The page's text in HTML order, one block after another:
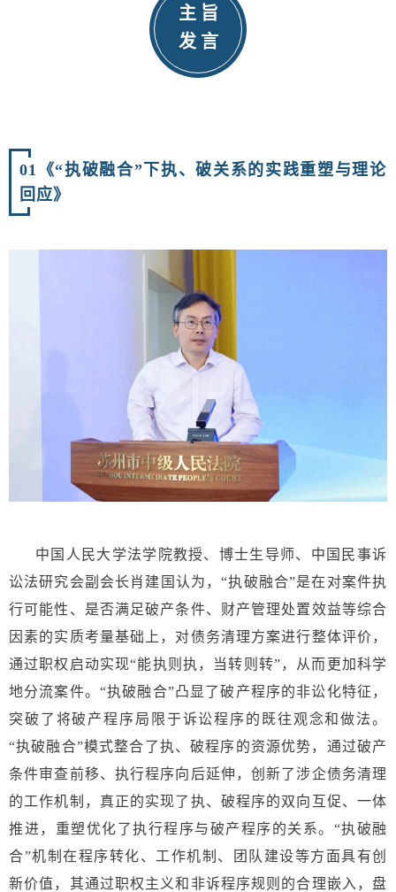
主 旨
发 言
01《“执破融合”下执、破关系的实践重塑与理论
回应》
中国人民大学法学院教授、博士生导师、中国民事诉
讼法研究会副会长肖建国认为，“执破融合”是在对案件执
行可能性、是否满足破产条件、财产管理处置效益等综合
因素的实质考量基础上，对债务清理方案进行整体评价，
通过职权启动实现“能执则执，当转则转”，从而更加科学
地分流案件。“执破融合”凸显了破产程序的非讼化特征，
突破了将破产程序局限于诉讼程序的既往观念和做法。
“执破融合”模式整合了执、破程序的资源优势，通过破产
条件审查前移、执行程序向后延伸，创新了涉企债务清理
的工作机制，真正的实现了执、破程序的双向互促、一体
推进，重塑优化了执行程序与破产程序的关系。“执破融
合”机制在程序转化、工作机制、团队建设等方面具有创
新价值，其通过职权主义和非诉程序规则的合理嵌入，盘